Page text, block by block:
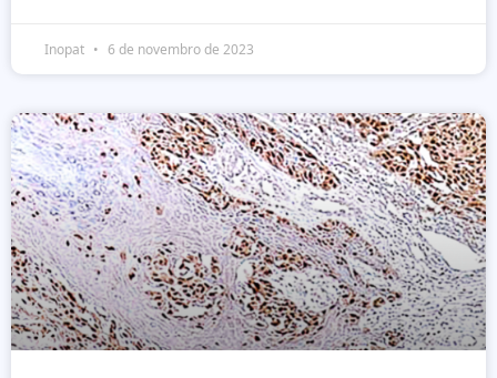
Inopat 6 de novembro de 2023